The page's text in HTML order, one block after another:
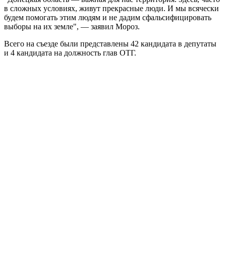
в сложных условиях, живут прекрасные люди. И мы всячески
будем помогать этим людям и не дадим сфальсифицировать
выборы на их земле", — заявил Мороз.
Всего на съезде были представлены 42 кандидата в депутаты
и 4 кандидата на должность глав ОТГ.